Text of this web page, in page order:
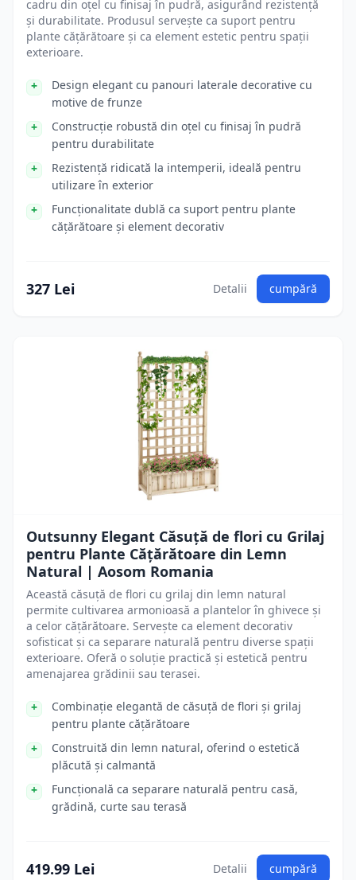
cadru din oțel cu finisaj în pudră, asigurând rezistență
și durabilitate. Produsul servește ca suport pentru
plante cățărătoare și ca element estetic pentru spații
exterioare.
Design elegant cu panouri laterale decorative cu
motive de frunze
Construcție robustă din oțel cu finisaj în pudră
pentru durabilitate
Rezistență ridicată la intemperii, ideală pentru
utilizare în exterior
Funcționalitate dublă ca suport pentru plante
cățărătoare și element decorativ
327 Lei Detalii cumpără
Outsunny Elegant Căsuță de flori cu Grilaj
pentru Plante Cățărătoare din Lemn
Natural | Aosom Romania
Această căsuță de flori cu grilaj din lemn natural
permite cultivarea armonioasă a plantelor în ghivece și
a celor cățărătoare. Servește ca element decorativ
sofisticat și ca separare naturală pentru diverse spații
exterioare. Oferă o soluție practică și estetică pentru
amenajarea grădinii sau terasei.
Combinație elegantă de căsuță de flori și grilaj
pentru plante cățărătoare
Construită din lemn natural, oferind o estetică
plăcută și calmantă
Funcțională ca separare naturală pentru casă,
grădină, curte sau terasă
419.99 Lei Detalii cumpără